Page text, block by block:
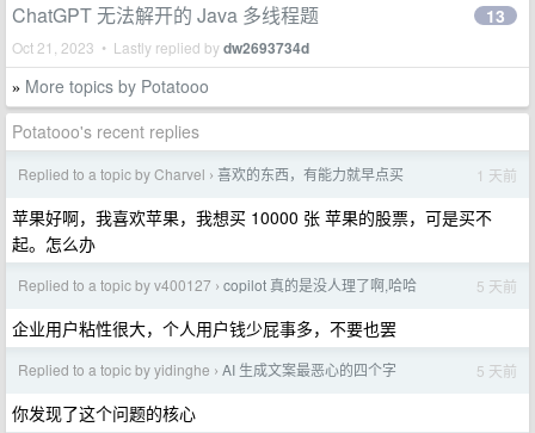
ChatGPT 无法解开的 Java 多线程题
Oct 21, 2023 • Lastly replied bydw2693734d
13
» More topics by Potatooo
Potatooo's recent replies
Replied to a topic by Charvel › 喜欢的东西，有能力就早点买 1 天前
苹果好啊，我喜欢苹果，我想买 10000 张 苹果的股票，可是买不
起。怎么办
Replied to a topic by v400127 › copilot 真的是没人理了啊,哈哈 5 天前
企业用户粘性很大，个人用户钱少屁事多，不要也罢
Replied to a topic by yidinghe › AI 生成文案最恶心的四个字 5 天前
你发现了这个问题的核心